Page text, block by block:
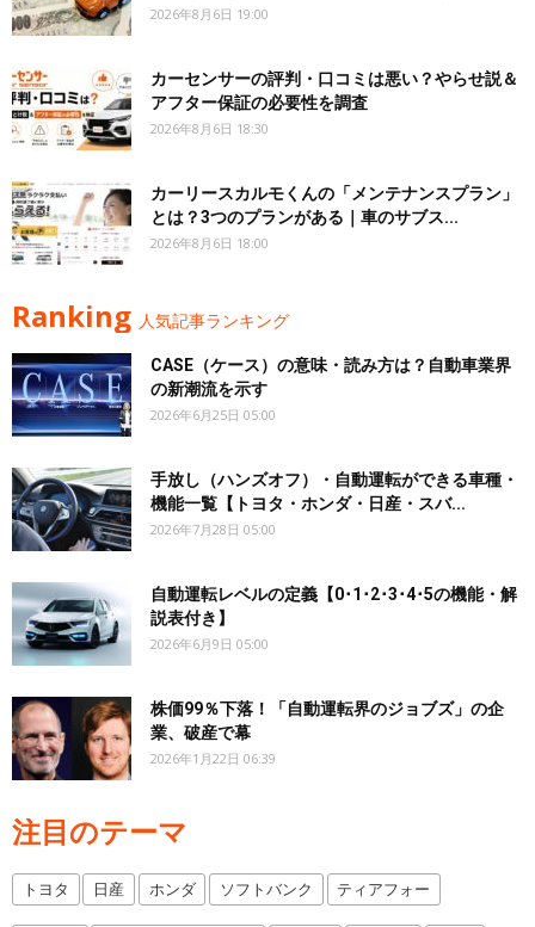
2026年8月6日 19:00
カーセンサーの評判・口コミは悪い？やらせ説＆
アフター保証の必要性を調査
2026年8月6日 18:30
カーリースカルモくんの「メンテナンスプラン」
とは？3つのプランがある｜車のサブス...
2026年8月6日 18:00
Ranking 人気記事ランキング
CASE（ケース）の意味・読み方は？自動車業界
の新潮流を示す
2026年6月25日 05:00
手放し（ハンズオフ）・自動運転ができる車種・
機能一覧【トヨタ・ホンダ・日産・スバ...
2026年7月28日 05:00
自動運転レベルの定義【0･1･2･3･4･5の機能・解
説表付き】
2026年6月9日 05:00
株価99％下落！「自動運転界のジョブズ」の企
業、破産で幕
2026年1月22日 06:39
注目のテーマ
トヨタ 日産 ホンダ ソフトバンク ティアフォー